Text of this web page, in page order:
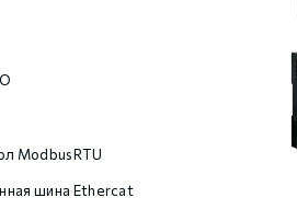
ModbusRTU
шина Ethercat